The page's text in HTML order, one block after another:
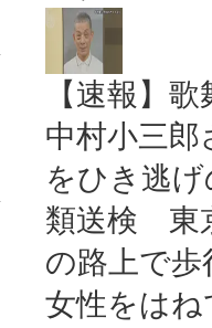
【速報】
中村小三郎
をひき逃
類送検 東
の路上で歩
女性をはね